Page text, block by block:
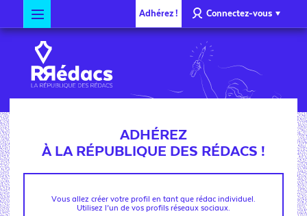
Connectez-vous
Adhérez !
ADHÉREZ
À LA RÉPUBLIQUE DES RÉDACS !
Vous allez créer votre profil en tant que rédac individuel.
Utilisez l’un de vos profils réseaux sociaux.